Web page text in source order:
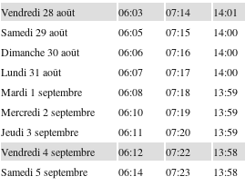
Vendredi 28 août 06:03 07:14 14:01
Samedi 29 août 06:05 07:15 14:00
Dimanche 30 août 06:06 07:16 14:00
Lundi 31 août 06:07 07:17 14:00
Mardi 1 septembre 06:08 07:18 13:59
Mercredi 2 septembre 06:10 07:19 13:59
Jeudi 3 septembre 06:11 07:20 13:59
Vendredi 4 septembre 06:12 07:22 13:58
Samedi 5 septembre 06:14 07:23 13:58